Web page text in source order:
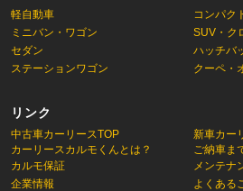
軽自動車
コンパク
ミニバン・ワゴン
SUV・ク
セダン
ハッチバ
ステーションワゴン
クーペ・
リンク
中古車カーリースTOP
カーリースカルモくんとは？
新車カー
ご納車ま
カルモ保証
企業情報
メンテナ
よくある